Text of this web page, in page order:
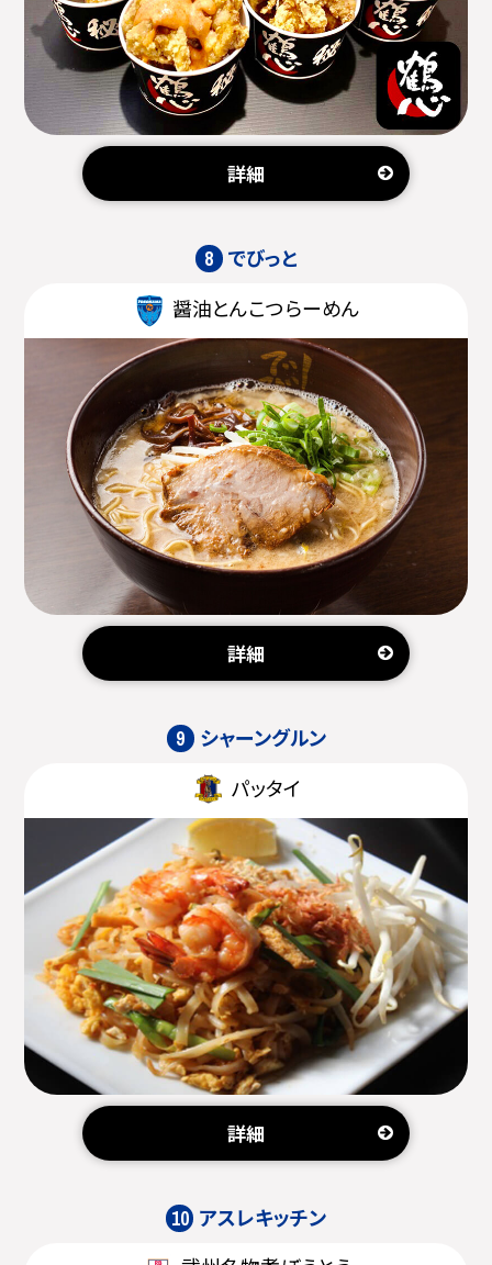
詳細
8 でびっと
醤油とんこつらーめん
詳細
9 シャーングルン
パッタイ
詳細
10 アスレキッチン